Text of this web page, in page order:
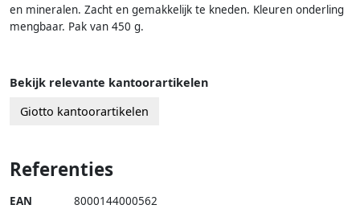
en mineralen. Zacht en gemakkelijk te kneden. Kleuren onderling
mengbaar. Pak van 450 g.
Bekijk relevante kantoorartikelen
Giotto kantoorartikelen
Referenties
EAN 8000144000562